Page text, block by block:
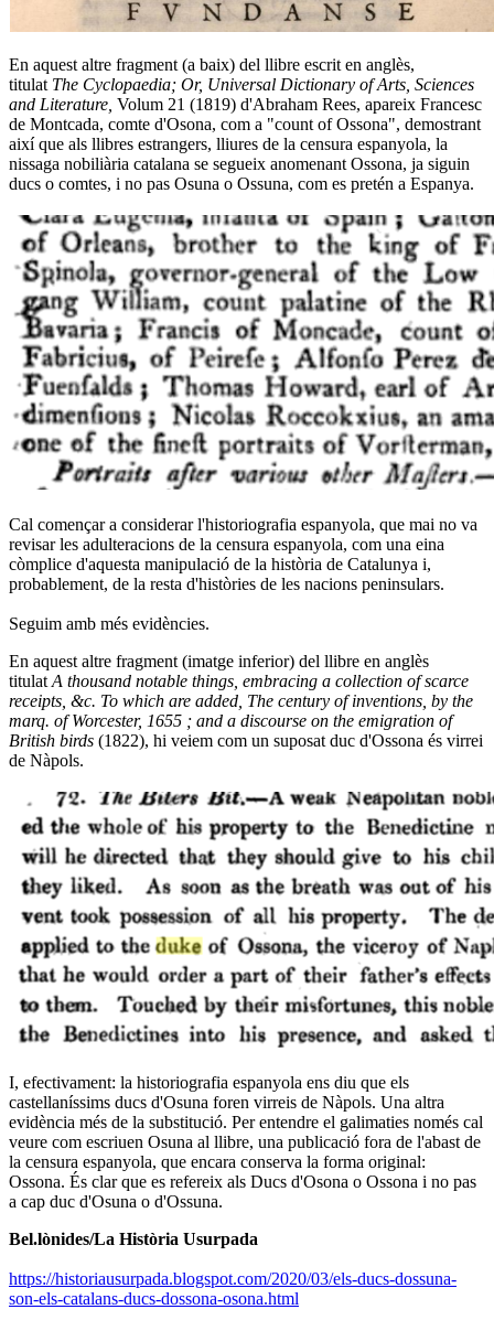
En aquest altre fragment (a baix) del llibre escrit en anglès,
titulat The Cyclopaedia; Or, Universal Dictionary of Arts, Sciences
and Literature, Volum 21 (1819) d'Abraham Rees, apareix Francesc
de Montcada, comte d'Osona, com a "count of Ossona", demostrant
així que als llibres estrangers, lliures de la censura espanyola, la
nissaga nobiliària catalana se segueix anomenant Ossona, ja siguin
ducs o comtes, i no pas Osuna o Ossuna, com es pretén a Espanya.
Cal començar a considerar l'historiografia espanyola, que mai no va
revisar les adulteracions de la censura espanyola, com una eina
còmplice d'aquesta manipulació de la història de Catalunya i,
probablement, de la resta d'històries de les nacions peninsulars.
Seguim amb més evidències.
En aquest altre fragment (imatge inferior) del llibre en anglès
titulat A thousand notable things, embracing a collection of scarce
receipts, &c. To which are added, The century of inventions, by the
marq. of Worcester, 1655 ; and a discourse on the emigration of
British birds (1822), hi veiem com un suposat duc d'Ossona és virrei
de Nàpols.
I, efectivament: la historiografia espanyola ens diu que els
castellaníssims ducs d'Osuna foren virreis de Nàpols. Una altra
evidència més de la substitució. Per entendre el galimaties només cal
veure com escriuen Osuna al llibre, una publicació fora de l'abast de
la censura espanyola, que encara conserva la forma original:
Ossona. És clar que es refereix als Ducs d'Osona o Ossona i no pas
a cap duc d'Osuna o d'Ossuna.
Bel.lònides/La Història Usurpada
https://historiausurpada.blogspot.com/2020/03/els-ducs-dossuna-
son-els-catalans-ducs-dossona-osona.html